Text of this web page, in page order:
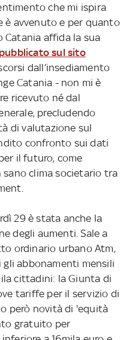
che mi ispira
è avvenuto e per quanto
Catania affida la sua
sul sito
dall’insediamento
Catania - non mi è
ricevuto né dal
precludendo
di valutazione sul
confronto sui dati
il futuro, come
clima societario tra
29 è stata anche la
degli aumenti. Sale a
ordinario urbano Atm,
abbonamenti mensili
cittadini: la Giunta di
tariffe per il servizio di
però novità di 'equità
gratuito per